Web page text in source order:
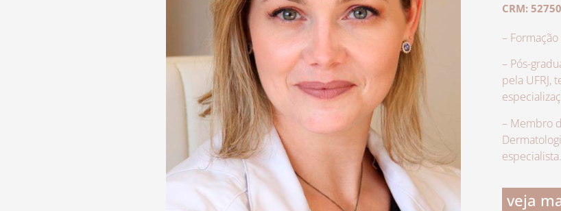
CRM:
–
– Pós-
pela UFRJ,
– Membro
especialista.
veja